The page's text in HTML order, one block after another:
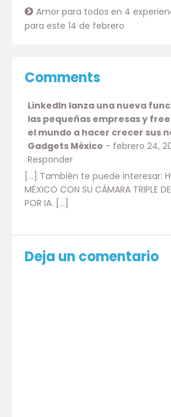
Amor para todos en 4
para este 14 de febrero
Comments
LinkedIn lanza una nueva
las pequeñas empresas y
el mundo a hacer crecer sus
Gadgets México - febrero 24,
Responder
[…] También te puede interesar:
MÉXICO CON SU CÁMARA TRIPLE
POR IA. […]
Deja un comentario